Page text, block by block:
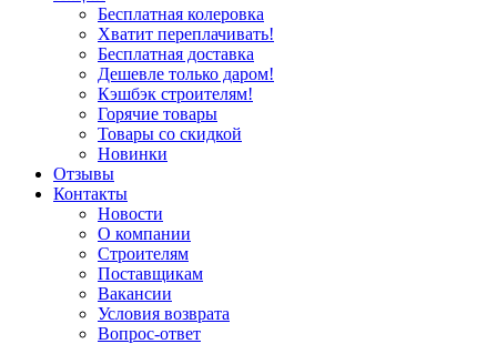
Бесплатная колеровка
Хватит переплачивать!
Бесплатная доставка
Дешевле только даром!
Кэшбэк строителям!
Горячие товары
Товары со скидкой
Новинки
Отзывы
Контакты
Новости
О компании
Строителям
Поставщикам
Вакансии
Условия возврата
Вопрос-ответ